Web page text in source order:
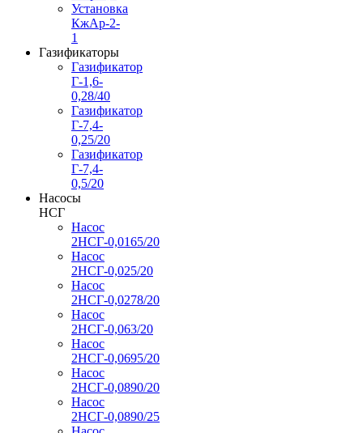
Установка
КжАр-2-
1
Газификаторы
Газификатор
Г-1,6-
0,28/40
Газификатор
Г-7,4-
0,25/20
Газификатор
Г-7,4-
0,5/20
Насосы
НСГ
Насос
2НСГ-0,0165/20
Насос
2НСГ-0,025/20
Насос
2НСГ-0,0278/20
Насос
2НСГ-0,063/20
Насос
2НСГ-0,0695/20
Насос
2НСГ-0,0890/20
Насос
2НСГ-0,0890/25